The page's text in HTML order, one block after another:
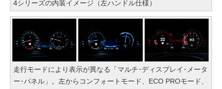
4シリーズの内装イメージ（左ハンドル仕様）
走行モードにより表示が異なる「マルチ･ディスプレイ･メータ
ー･パネル」。左からコンフォートモード、ECO PROモード、